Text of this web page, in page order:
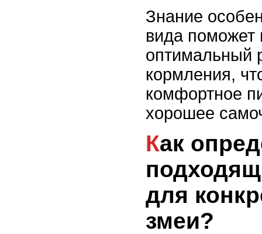
Знание
вида поможет
оптимальный
кормления,
комфортное
хорошее
Как определить
для
змеи?